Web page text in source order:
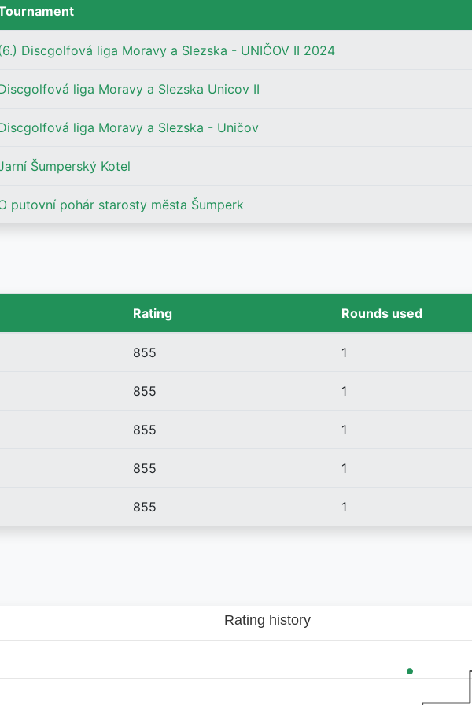
Discgolfová liga Moravy a Slezska - UNIČOV II 2024
liga Moravy a Slezska Unicov II
liga Moravy a Slezska - Uničov
Šumperský Kotel
putovní pohár starosty města Šumperk
Rating Rounds used
855 1
855 1
855 1
855 1
855 1
Rating history